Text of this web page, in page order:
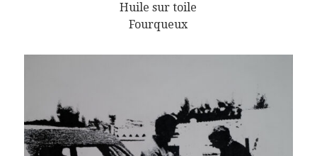
Huile sur toile
Fourqueux